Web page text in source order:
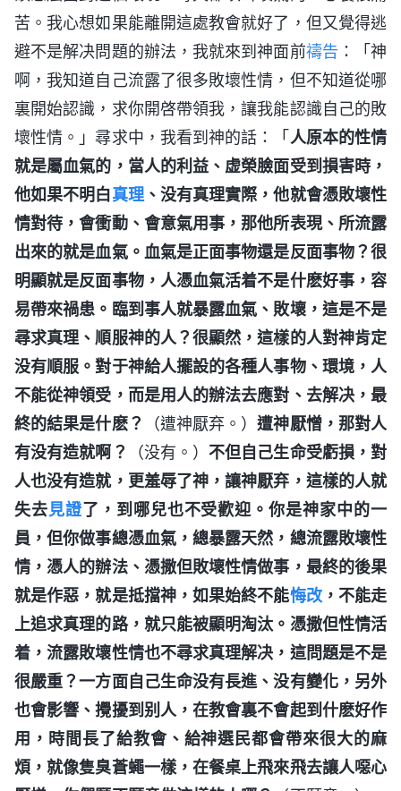
苦。我心想如果能離開這處教會就好了，但又覺得逃
避不是解决問題的辦法，我就來到神面前禱告 ：「神
啊，我知道自己流露了很多敗壞性情，但不知道從哪
裏開始認識，求你開啓帶領我，讓我能認識自己的敗
壞性情。」尋求中，我看到神的話：「人原本的性情
就是屬血氣的，當人的利益、虚榮臉面受到損害時，
他如果不明白真理、没有真理實際，他就會憑敗壞性
情對待，會衝動、會意氣用事，那他所表現、所流露
出來的就是血氣。血氣是正面事物還是反面事物？很
明顯就是反面事物，人憑血氣活着不是什麽好事，容
易帶來禍患。臨到事人就暴露血氣、敗壞，這是不是
尋求真理、順服神的人？很顯然，這樣的人對神肯定
没有順服。對于神給人擺設的各種人事物、環境，人
不能從神領受，而是用人的辦法去應對、去解决，最
終的結果是什麽？
（遭神厭弃。）遭神厭憎，那對人
有没有造就啊？
（没有。）不但自己生命受虧損，對
人也没有造就，更羞辱了神，讓神厭弃，這樣的人就
失去見證了，到哪兒也不受歡迎。你是神家中的一
員，但你做事總憑血氣，總暴露天然，總流露敗壞性
情，憑人的辦法、憑撒但敗壞性情做事，最終的後果
就是作惡，就是抵擋神，如果始終不能悔改，不能走
上追求真理的路，就只能被顯明淘汰。憑撒但性情活
着，流露敗壞性情也不尋求真理解决，這問題是不是
很嚴重？一方面自己生命没有長進、没有變化，另外
也會影響、攪擾到别人，在教會裏不會起到什麽好作
用，時間長了給教會、給神選民都會帶來很大的麻
煩，就像隻臭蒼蠅一樣，在餐桌上飛來飛去讓人噁心